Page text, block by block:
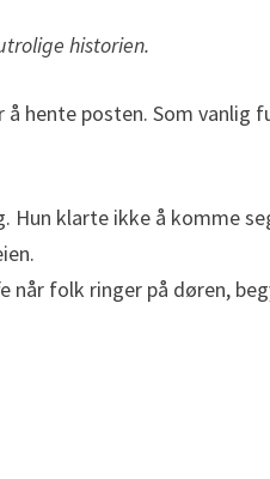
historien.
hente posten. Som vanlig
klarte ikke å komme
når folk ringer på døren,